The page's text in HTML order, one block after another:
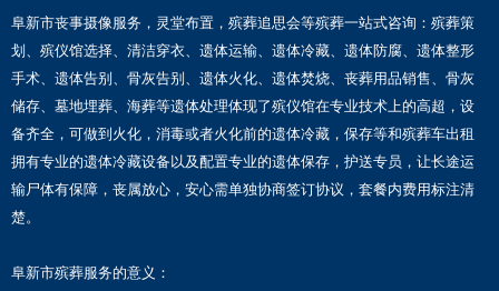
阜新市丧事摄像服务，灵堂布置，殡葬追思会等殡葬一站式咨询：殡葬策
划、殡仪馆选择、清洁穿衣、遗体运输、遗体冷藏、遗体防腐、遗体整形
手术、遗体告别、骨灰告别、遗体火化、遗体焚烧、丧葬用品销售、骨灰
储存、墓地埋葬、海葬等遗体处理体现了殡仪馆在专业技术上的高超，设
备齐全，可做到火化，消毒或者火化前的遗体冷藏，保存等和殡葬车出租
拥有专业的遗体冷藏设备以及配置专业的遗体保存，护送专员，让长途运
输尸体有保障，丧属放心，安心需单独协商签订协议，套餐内费用标注清
楚。
阜新市殡葬服务的意义：